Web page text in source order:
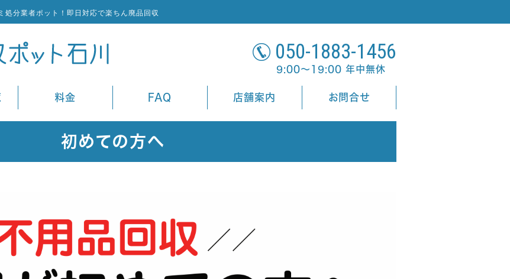
分業者ポット！即日対応で楽ちん廃品回収
050-1883-1456
9:00～19:00 年中無休
料金 FAQ 店舗案内 お問合せ
初めての方へ